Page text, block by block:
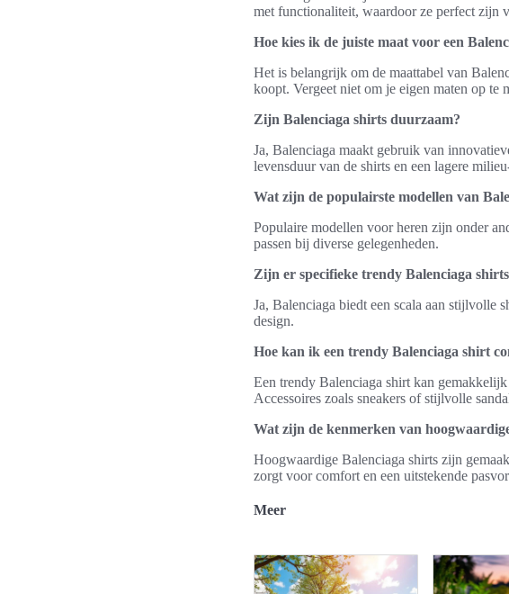
met functionaliteit, waardoor ze perfect zijn
Hoe kies ik de juiste maat voor een
Het is belangrijk om de maattabel van
koopt. Vergeet niet om je eigen maten op te
Zijn Balenciaga shirts duurzaam?
Ja, Balenciaga maakt gebruik van
levensduur van de shirts en een lagere
Wat zijn de populairste modellen van
Populaire modellen voor heren zijn onder
passen bij diverse gelegenheden.
Zijn er specifieke trendy Balenciaga
Ja, Balenciaga biedt een scala aan stijlvolle
design.
Hoe kan ik een trendy Balenciaga shirt
Een trendy Balenciaga shirt kan
Accessoires zoals sneakers of stijlvolle
Wat zijn de kenmerken van
Hoogwaardige Balenciaga shirts zijn
zorgt voor comfort en een uitstekende
Meer